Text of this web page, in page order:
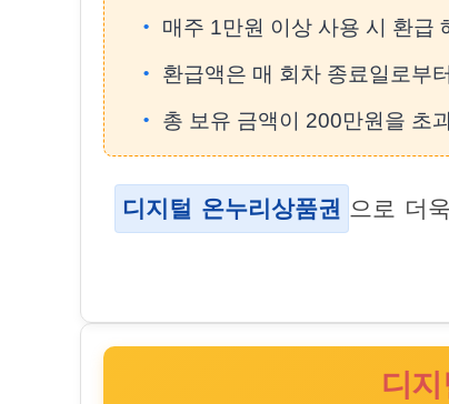
매주 1만원 이상 사용 시 환급
환급액은 매 회차 종료일로부
총 보유 금액이 200만원을 초
디지털 온누리상품권 으로 더
디